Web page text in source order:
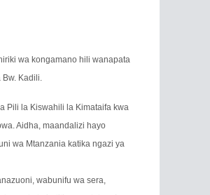
wa kongamano hili wanapata
Kadili.
Pili la Kiswahili la Kimataifa kwa
Aidha, maandalizi hayo
wa Mtanzania katika ngazi ya
wabunifu wa sera,